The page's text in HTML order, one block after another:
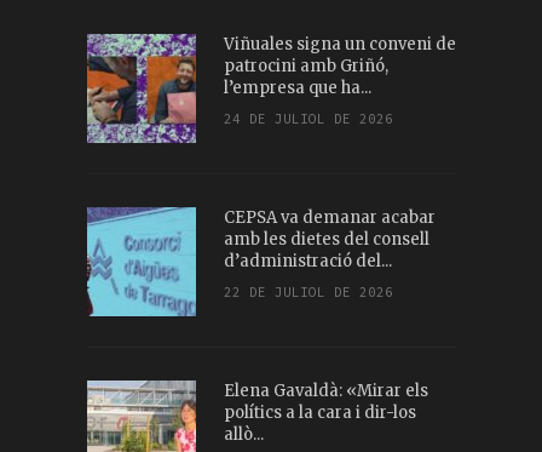
Viñuales signa un conveni de
patrocini amb Griñó,
l’empresa que ha...
24 DE JULIOL DE 2026
CEPSA va demanar acabar
amb les dietes del consell
d’administració del...
22 DE JULIOL DE 2026
Elena Gavaldà: «Mirar els
polítics a la cara i dir-los
allò...